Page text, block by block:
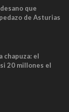
que
de Asturias
chapuza: el
20 millones el
cabían por los